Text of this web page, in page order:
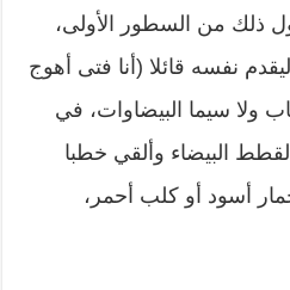
ذلك من السطور الأولى،
نفسه قائلا (أنا فتى أهوج
ولا سيما البيضاوات، في
البيضاء وألقي خطبا
أسود أو كلب أحمر،